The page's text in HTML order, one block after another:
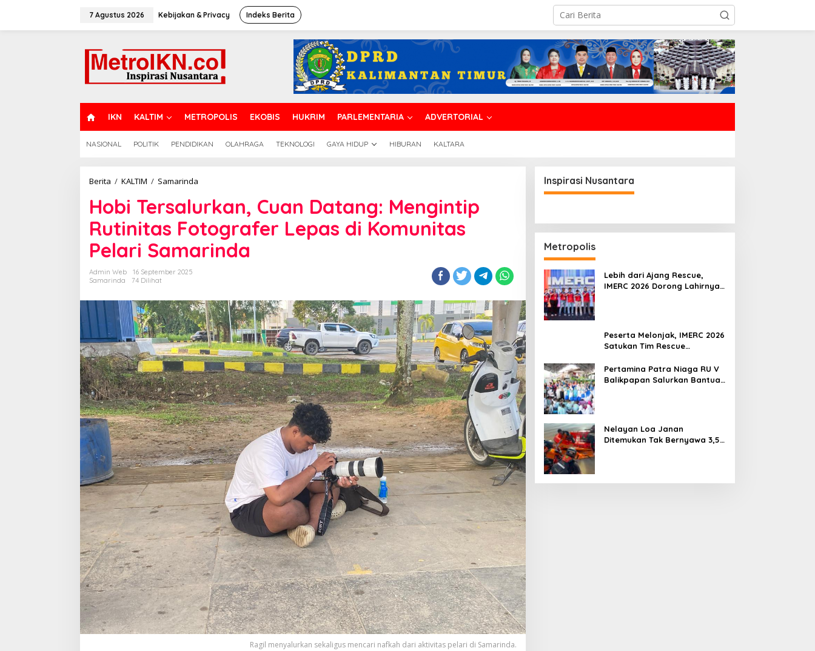
7 Agustus 2026 Kebijakan & Privacy Indeks Berita
O
M
IKN KALTIM METROPOLIS EKOBIS HUKRIM PARLEMENTARIA ADVERTORIAL
NASIONAL POLITIK PENDIDIKAN OLAHRAGA TEKNOLOGI GAYA HIDUP HIBURAN KALTARA
Berita / KALTIM / Samarinda
Cuan
Datang:
Mengintip
Rutinitas
Fotografer
Lepas
Samarinda
Hobi Tersalurkan, Cuan Datang: Mengintip
Rutinitas Fotografer Lepas di Komunitas
Pelari Samarinda
Admin Web
16 September 2025
Samarinda
74 Dilihat
Ragil menyalurkan sekaligus mencari nafkah dari aktivitas pelari di Samarinda.
Inspirasi Nusantara
Metropolis
Lebih dari Ajang Rescue,
IMERC 2026 Dorong Lahirnya
Peserta Melonjak, IMERC 2026
Satukan Tim Rescue
Balikpapan
Pertamina Patra Niaga RU V
Balikpapan Salurkan Bantuan
Nelayan Loa Janan
Ditemukan Tak Bernyawa 3,5